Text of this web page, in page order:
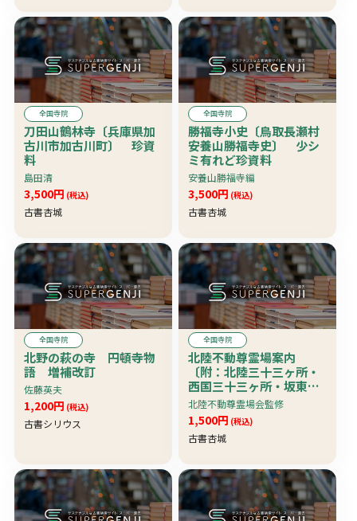
全国寺院
刀田山鶴林寺〔兵庫県加
古川市加古川町〕 珍資
料
島田清
3,500円 (税込)
古書杏城
全国寺院
勝福寺小史〔鳥取長瀬村
安養山勝福寺史〕 少シ
ミ有れど珍資料
安養山勝福寺編
3,500円 (税込)
古書杏城
全国寺院
北野の萩の寺 円頓寺物
語 増補改訂
佐藤英夫
1,200円 (税込)
古書シリウス
全国寺院
北陸不動尊霊場案内
〔附：北陸三十三ヶ所・
西国三十三ヶ所・坂東三
十三ヶ所・秩父三十三ヶ
所各観音霊場一覧〕 珍
資料
北陸不動尊霊場会監修
1,500円 (税込)
古書杏城